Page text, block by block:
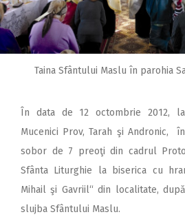
Taina Sfântului Maslu în parohia
În data de 12 octombrie 2012,
Mucenici Prov, Tarah şi Andronic,
sobor de 7 preoţi din cadrul
Sfânta Liturghie la biserica cu
Mihail şi Gavriil“ din localitate,
slujba Sfântului Maslu.